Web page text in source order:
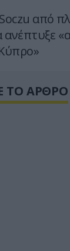
από
ανέπτυξε
ΤΟ ΑΡΘΡΟ